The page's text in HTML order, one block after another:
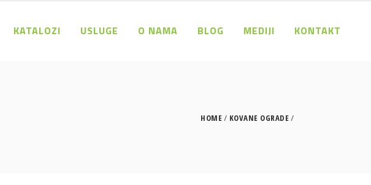
KATALOZI USLUGE O NAMA BLOG MEDIJI KONTAKT
HOME KOVANE OGRADE